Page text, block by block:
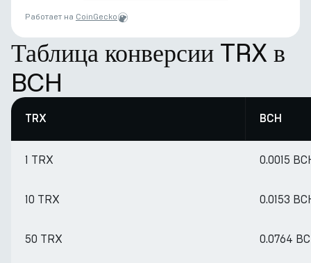
Работает на CoinGecko
Таблица конверсии TRX в
BCH
TRX BCH
1 TRX 0.0015
10 TRX 0.0153
50 TRX 0.0764